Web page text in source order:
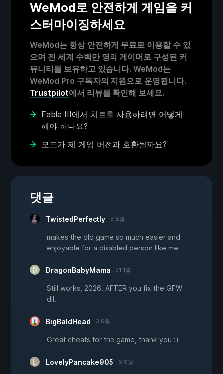
WeMod로 안전하게 게임을 커
스터마이징하세요
WeMod는 항상 안전하게 무료로 이용할 수 있
으며 전 세계 수백만 명의 게이머로 구성된 커
뮤니티를 보유하고 있습니다. WeMod는
WeMod Pro 구독자의 지원으로 운영됩니다.
Trustpilot에서 리뷰를 확인해 보세요.
Fable III에서 치트를 사용하려면 어떻게
해야 하나요?
모드가 제 게임 버전과 호환될까요?
댓글
TwistedPerfectly 6 8월
makes the old game so much easier and
enjoyable for a disabled person like me
DragonBabyMama 31 1월
Still works, 2026. AFTER you fix the GFW
dll.
BigBaldHead 3 9월
Great cheats for the game, thank you :)
LovelyPancake905 6 8월